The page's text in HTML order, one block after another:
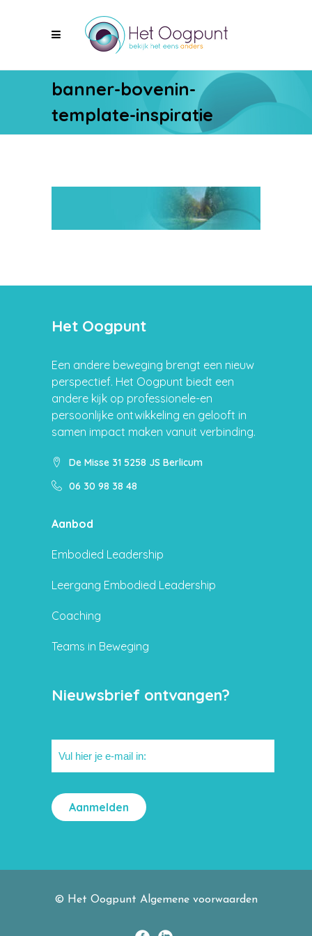
banner-bovenin-
template-inspiratie
Het Oogpunt
Een andere beweging brengt een nieuw
perspectief. Het Oogpunt biedt een
andere kijk op professionele-en
persoonlijke ontwikkeling en gelooft in
samen impact maken vanuit verbinding.
De Misse 31 5258 JS Berlicum
06 30 98 38 48
Aanbod
Embodied Leadership
Leergang Embodied Leadership
Coaching
Teams in Beweging
Nieuwsbrief ontvangen?
© Het Oogpunt Algemene voorwaarden